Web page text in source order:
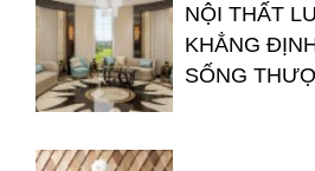
NỘI THẤT
KHẲNG
SỐNG